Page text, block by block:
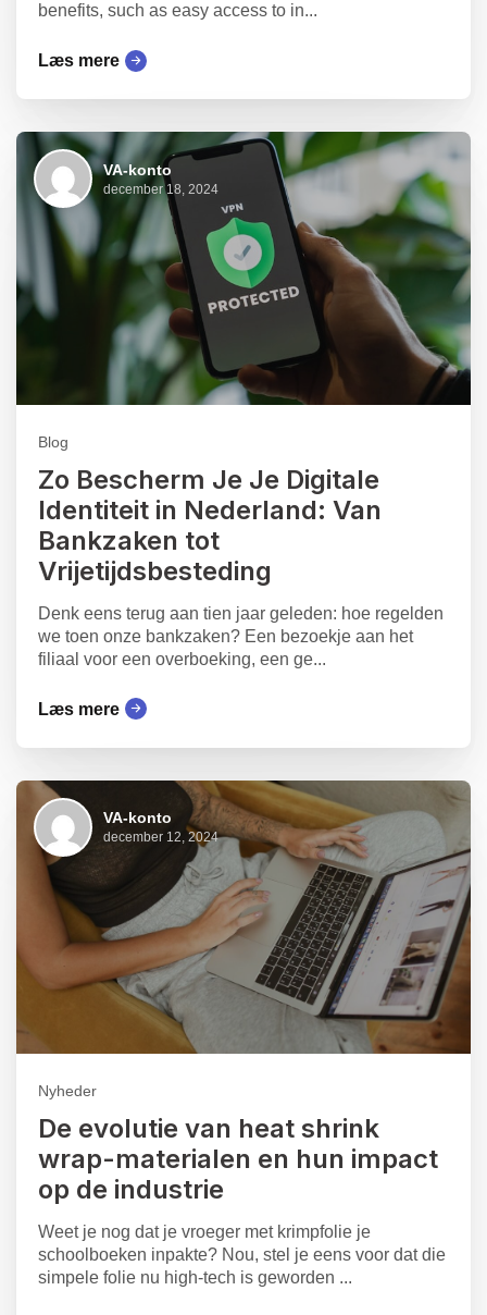
benefits, such as easy access to in...
Læs mere
VA-konto
december 18, 2024
Blog
Zo Bescherm Je Je Digitale
Identiteit in Nederland: Van
Bankzaken tot
Vrijetijdsbesteding
Denk eens terug aan tien jaar geleden: hoe regelden
we toen onze bankzaken? Een bezoekje aan het
filiaal voor een overboeking, een ge...
Læs mere
VA-konto
december 12, 2024
Nyheder
De evolutie van heat shrink
wrap-materialen en hun impact
op de industrie
Weet je nog dat je vroeger met krimpfolie je
schoolboeken inpakte? Nou, stel je eens voor dat die
simpele folie nu high-tech is geworden ...